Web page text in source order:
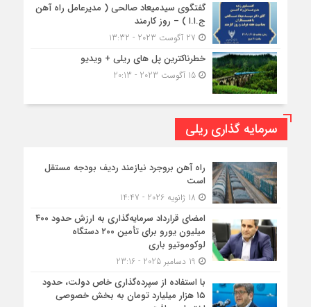
گفتگوی سیدمیعاد صالحی ( مدیرعامل راه آهن
ج.ا.ا ) – روز کارمند
خطرناکترین پل های ریلی + ویدیو
15 آگوست 2023 - 20:13
سرمایه گذاری ریلی
راه آهن بروجرد نیازمند ردیف بودجه مستقل
است
امضای قرارداد سرمایه‌گذاری به ارزش حدود ۴۰۰
میلیون یورو برای تأمین ۲۰۰ دستگاه
لوکوموتیو باری
با استفاده از سپرده‌گذاری خاص دولت، حدود
۱۵ هزار میلیارد تومان به بخش خصوصی